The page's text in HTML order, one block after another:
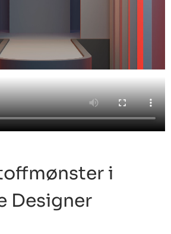
i
Designer